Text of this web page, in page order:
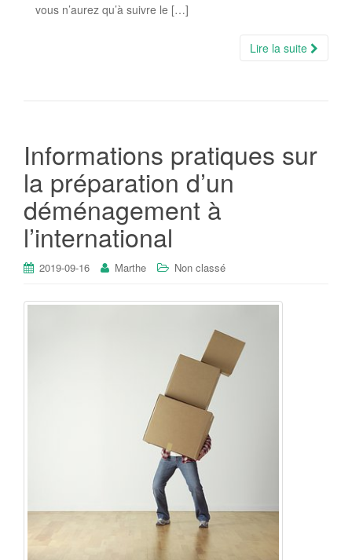
vous n’aurez qu’à suivre le […]
Lire la suite
Informations pratiques sur
la préparation d’un
déménagement à
l’international
2019-09-16 Marthe Non classé